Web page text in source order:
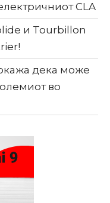
CLA
и Tourbillon
дека може
во